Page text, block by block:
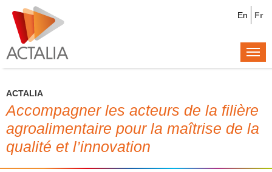
Fr
En
ACTALIA
Accompagner les acteurs de la filière
agroalimentaire pour la maîtrise de la
qualité et l’innovation